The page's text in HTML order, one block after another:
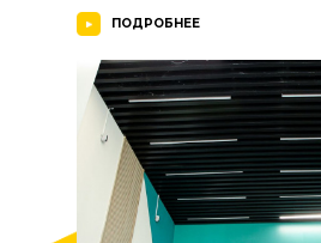
ПОДРОБНЕЕ